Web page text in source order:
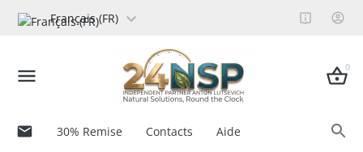
Français (FR)
0
30% Remise Contacts
Aide